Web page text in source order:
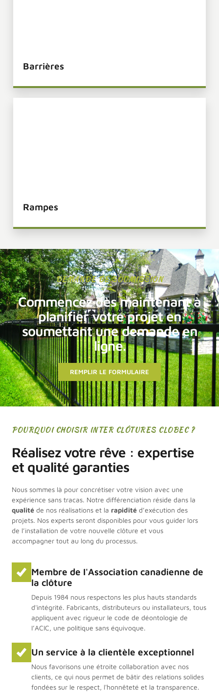
Barrières
Rampes
DEMANDE DE SOUMISSION
Commencez dès maintenant à
planifier votre projet en
soumettant une demande en
ligne.
REMPLIR LE FORMULAIRE
POURQUOI CHOISIR INTER CLÔTURES CLOBEC ?
Réalisez votre rêve : expertise
et qualité garanties
Nous sommes là pour concrétiser votre vision avec une
expérience sans tracas. Notre différenciation réside dans la
qualité de nos réalisations et la rapidité d’exécution des
projets. Nos experts seront disponibles pour vous guider lors
de l’installation de votre nouvelle clôture et vous
accompagner tout au long du processus.
Membre de I'Association canadienne de
la clôture
Depuis 1984 nous respectons les plus hauts standards
d'intégrité. Fabricants, distributeurs ou installateurs, tous
appliquent avec rigueur Ie code de déontologie de
I’ACIC, une politique sans équivoque.
Un service à la clientèle exceptionnel
Nous favorisons une étroite collaboration avec nos
clients, ce qui nous permet de bâtir des relations solides
fondées sur le respect, l'honnêteté et la transparence.